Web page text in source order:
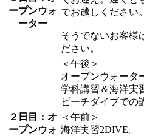
ープンウォ
ーター
でお越しください。
そうでないお客様
ださい。
＜午後＞
オープンウォータ
学科講習＆海洋実
ビーチダイブでの
２日目：オ
ープンウォ
＜午前＞
海洋実習2DIVE。